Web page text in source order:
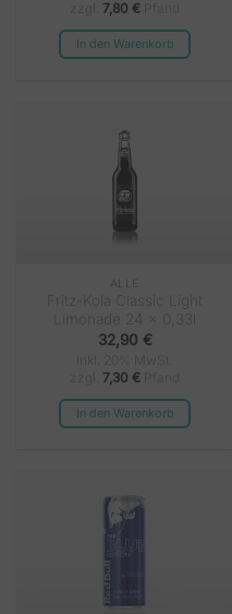
7,80 €
In den Warenkorb
ALLE
32,90 €
7,30 €
In den Warenkorb